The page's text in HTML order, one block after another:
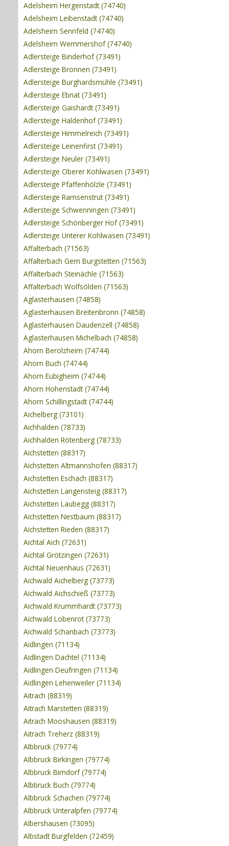
Adelsheim Hergenstadt (74740)
Adelsheim Leibenstadt (74740)
Adelsheim Sennfeld (74740)
Adelsheim Wemmershof (74740)
Adlersteige Binderhof (73491)
Adlersteige Bronnen (73491)
Adlersteige Burghardsmühle (73491)
Adlersteige Ebnat (73491)
Adlersteige Gaishardt (73491)
Adlersteige Haldenhof (73491)
Adlersteige Himmelreich (73491)
Adlersteige Leinenfirst (73491)
Adlersteige Neuler (73491)
Adlersteige Oberer Kohlwasen (73491)
Adlersteige Pfaffenhölzle (73491)
Adlersteige Ramsenstrut (73491)
Adlersteige Schwenningen (73491)
Adlersteige Schönberger Hof (73491)
Adlersteige Unterer Kohlwasen (73491)
Affalterbach (71563)
Affalterbach Gem Burgstetten (71563)
Affalterbach Steinächle (71563)
Affalterbach Wolfsölden (71563)
Aglasterhausen (74858)
Aglasterhausen Breitenbronn (74858)
Aglasterhausen Daudenzell (74858)
Aglasterhausen Michelbach (74858)
Ahorn Berolzheim (74744)
Ahorn Buch (74744)
Ahorn Eubigheim (74744)
Ahorn Hohenstadt (74744)
Ahorn Schillingstadt (74744)
Aichelberg (73101)
Aichhalden (78733)
Aichhalden Rötenberg (78733)
Aichstetten (88317)
Aichstetten Altmannshofen (88317)
Aichstetten Eschach (88317)
Aichstetten Langensteig (88317)
Aichstetten Laubegg (88317)
Aichstetten Nestbaum (88317)
Aichstetten Rieden (88317)
Aichtal Aich (72631)
Aichtal Grötzingen (72631)
Aichtal Neuenhaus (72631)
Aichwald Aichelberg (73773)
Aichwald Aichschieß (73773)
Aichwald Krummhardt (73773)
Aichwald Lobenrot (73773)
Aichwald Schanbach (73773)
Aidlingen (71134)
Aidlingen Dachtel (71134)
Aidlingen Deufringen (71134)
Aidlingen Lehenweiler (71134)
Aitrach (88319)
Aitrach Marstetten (88319)
Aitrach Mooshausen (88319)
Aitrach Treherz (88319)
Albbruck (79774)
Albbruck Birkingen (79774)
Albbruck Birndorf (79774)
Albbruck Buch (79774)
Albbruck Schachen (79774)
Albbruck Unteralpfen (79774)
Albershausen (73095)
Albstadt Burgfelden (72459)